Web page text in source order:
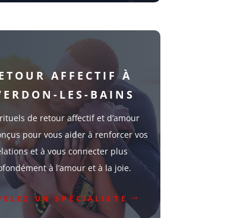
AFFECTIF À
LES-BAINS
de retour affectif et d’amour
pour vous aider à renforcer vos
et à vous connecter plus
à l’amour et à la joie.
UN SPÉCIALISTE